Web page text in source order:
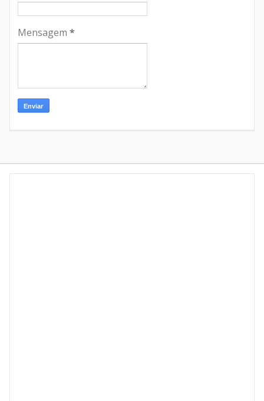
Mensagem *